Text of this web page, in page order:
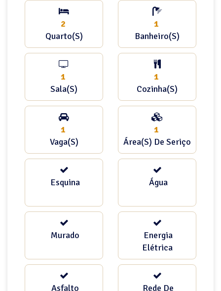
2
Quarto(s)
1
Banheiro(s)
1
Sala(s)
1
Cozinha(s)
1
Vaga(s)
1
Área(s) De Seriço
Esquina Água
Murado
Energia
Elétrica
Asfalto
Rede De